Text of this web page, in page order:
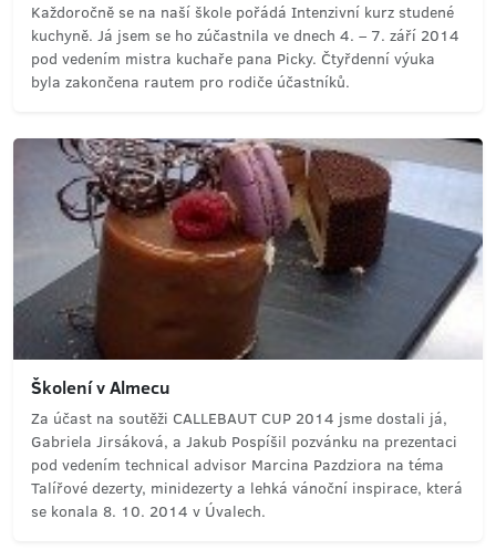
Každoročně se na naší škole pořádá Intenzivní kurz studené
kuchyně. Já jsem se ho zúčastnila ve dnech 4. – 7. září 2014
pod vedením mistra kuchaře pana Picky. Čtyřdenní výuka
byla zakončena rautem pro rodiče účastníků.
Školení v Almecu
Za účast na soutěži CALLEBAUT CUP 2014 jsme dostali já,
Gabriela Jirsáková, a Jakub Pospíšil pozvánku na prezentaci
pod vedením technical advisor Marcina Pazdziora na téma
Talířové dezerty, minidezerty a lehká vánoční inspirace, která
se konala 8. 10. 2014 v Úvalech.